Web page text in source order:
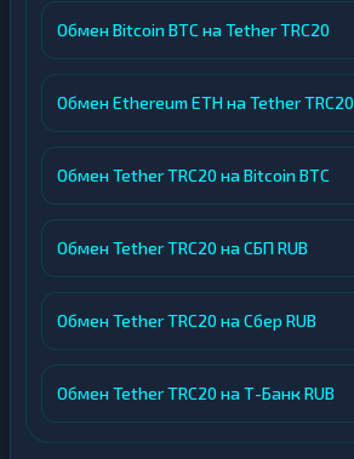
Обмен Bitcoin BTC на Tether TRC20
Обмен Ethereum ETH на Tether TRC20
Обмен Tether TRC20 на Bitcoin BTC
Обмен Tether TRC20 на СБП RUB
Обмен Tether TRC20 на Сбер RUB
Обмен Tether TRC20 на Т-Банк RUB